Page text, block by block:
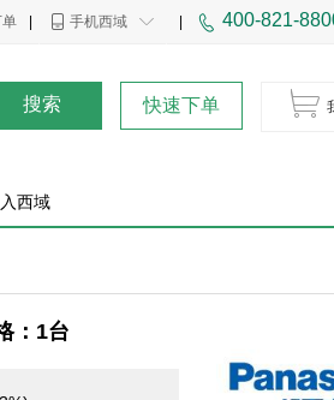
400-821-
手机西域
搜索 快速下单
西域
：1台